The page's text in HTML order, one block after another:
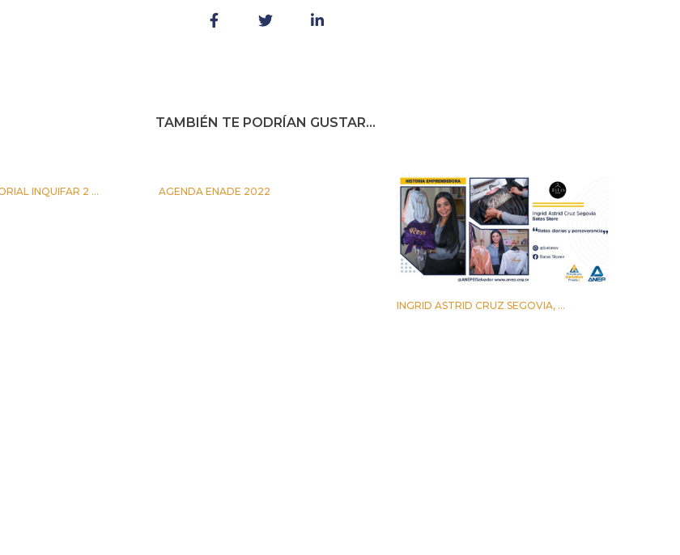
TAMBIÉN TE PODRÍAN GUSTAR...
INQUIFAR 2 ...
AGENDA ENADE 2022
INGRID ASTRID CRUZ SEGOVIA, ...